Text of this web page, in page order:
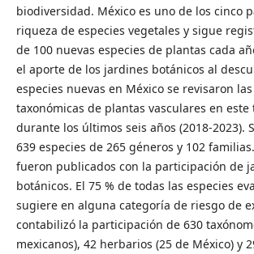
biodiversidad. México es uno de los cinco
riqueza de especies vegetales y sigue
de 100 nuevas especies de plantas cada
el aporte de los jardines botánicos al
especies nuevas en México se revisaron
taxonómicas de plantas vasculares en
durante los últimos seis años (2018-2023).
639 especies de 265 géneros y 102
fueron publicados con la participación de
botánicos. El 75 % de todas las especies
sugiere en alguna categoría de riesgo de
contabilizó la participación de 630
mexicanos), 42 herbarios (25 de México) y